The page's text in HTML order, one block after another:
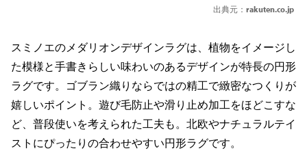
出典元： rakuten.co.jp
スミノエのメダリオンデザインラグは、植物をイメージし
た模様と手書きらしい味わいのあるデザインが特長の円形
ラグです。ゴブラン織りならではの精工で緻密なつくりが
嬉しいポイント。遊び毛防止や滑り止め加工をほどこすな
ど、普段使いを考えられた工夫も。北欧やナチュラルテイ
ストにぴったりの合わせやすい円形ラグです。